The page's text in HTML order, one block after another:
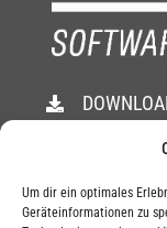
Um dir ein optimales
Geräteinformationen zu